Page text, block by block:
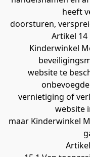
heeft
doorsturen,
Artikel
Kinderwinkel
website te
vernietiging of
website
maar Kinderwinkel